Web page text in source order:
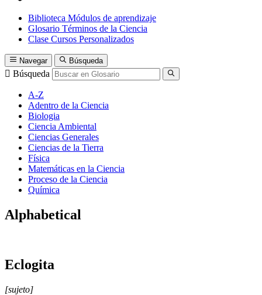
Biblioteca Módulos de aprendizaje
Glosario Términos de la Ciencia
Clase Cursos Personalizados
Navegar Búsqueda
Búsqueda
A-Z
Adentro de la Ciencia
Biologia
Ciencia Ambiental
Ciencias Generales
Ciencias de la Tierra
Física
Matemáticas en la Ciencia
Proceso de la Ciencia
Química
Alphabetical
Eclogita
[sujeto]